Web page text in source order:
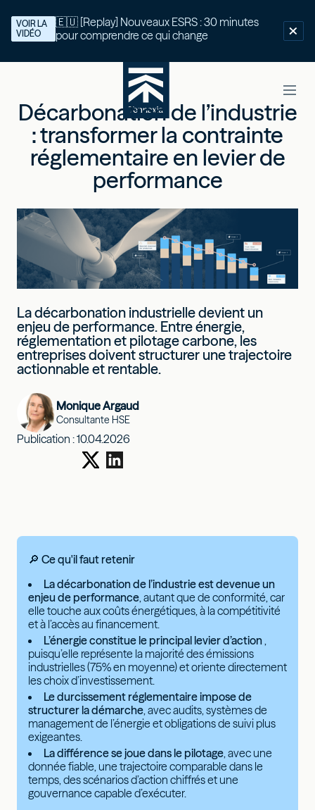
🇪🇺 [Replay] Nouveaux ESRS : 30 minutes
pour comprendre ce qui change
VOIR LA
VIDÉO
Décarbonation de l’industrie
: transformer la contrainte
réglementaire en levier de
performance
La décarbonation industrielle devient un
enjeu de performance. Entre énergie,
réglementation et pilotage carbone, les
entreprises doivent structurer une trajectoire
actionnable et rentable.
Monique Argaud
Consultante HSE
Publication :10.04.2026
🔎 Ce qu'il faut retenir
La décarbonation de l’industrie est devenue un
enjeu de performance , autant que de conformité, car
elle touche aux coûts énergétiques, à la compétitivité
et à l’accès au financement.
L’énergie constitue le principal levier d’action
puisqu’elle représente la majorité des émissions
industrielles (75% en moyenne) et oriente directement
les choix d’investissement.
Le durcissement réglementaire impose de
structurer la démarche , avec audits, systèmes de
management de l’énergie et obligations de suivi plus
exigeantes.
La différence se joue dans le pilotage , avec une
donnée fiable, une trajectoire comparable dans le
temps, des scénarios d’action chiffrés et une
gouvernance capable d’exécuter.